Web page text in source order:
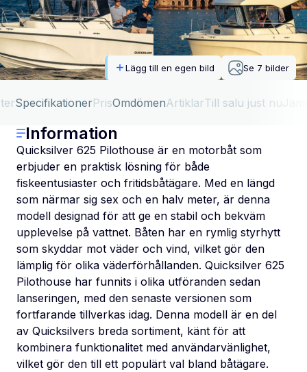
Lägg till en egen bild Se 7 bilder
SpecifikationerPrisOmdömenArtiklarTill salu just nu
Information
Quicksilver 625 Pilothouse är en motorbåt som
erbjuder en praktisk lösning för både
fiskeentusiaster och fritidsbåtägare. Med en längd
som närmar sig sex och en halv meter, är denna
modell designad för att ge en stabil och bekväm
upplevelse på vattnet. Båten har en rymlig styrhytt
som skyddar mot väder och vind, vilket gör den
lämplig för olika väderförhållanden. Quicksilver 625
Pilothouse har funnits i olika utföranden sedan
lanseringen, med den senaste versionen som
fortfarande tillverkas idag. Denna modell är en del
av Quicksilvers breda sortiment, känt för att
kombinera funktionalitet med användarvänlighet,
vilket gör den till ett populärt val bland båtägare.